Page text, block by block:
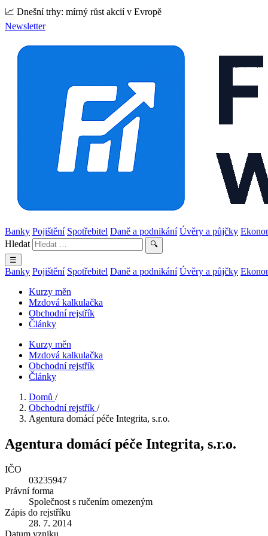
📈 Dnešní trhy: mírný růst akcií v Evropě
Newsletter
Banky Pojištění Spotřebitel Daně a podnikání Úvěry a půjčky
Hledat
🔍
☰
Banky Pojištění Spotřebitel Daně a podnikání Úvěry a půjčky
Kurzy měn
Mzdová kalkulačka
Obchodní rejstřík
Články
Kurzy měn
Mzdová kalkulačka
Obchodní rejstřík
Články
Domů /
Obchodní rejstřík /
Agentura domácí péče Integrita, s.r.o.
Agentura domácí péče Integrita, s.r.o.
IČO
03235947
Právní forma
Společnost s ručením omezeným
Zápis do rejstříku
28. 7. 2014
Datum vzniku